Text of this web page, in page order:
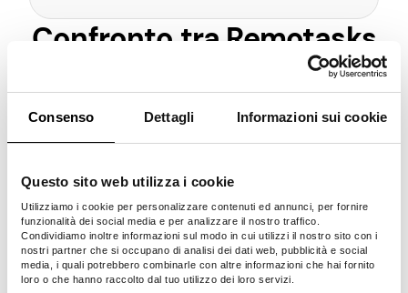
Consenso Dettagli Informazioni sui cookie
Questo sito web utilizza i cookie
Utilizziamo i cookie per personalizzare contenuti ed annunci, per fornire
funzionalità dei social media e per analizzare il nostro traffico.
Condividiamo inoltre informazioni sul modo in cui utilizzi il nostro sito con i
nostri partner che si occupano di analisi dei dati web, pubblicità e social
media, i quali potrebbero combinarle con altre informazioni che hai fornito
loro o che hanno raccolto dal tuo utilizzo dei loro servizi.
Confronto tra Remotasks
a
tasks
s.app
Click
Offer
flessi
Annot
azion
Sonda
ggi e
Micro
attivit
IT,